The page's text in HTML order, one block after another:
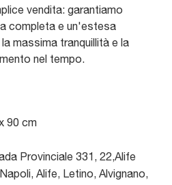
vendita: garantiamo
completa e un'estesa
massima tranquillità e la
nel tempo.
90 cm
Provinciale 331, 22,Alife
Alife, Letino, Alvignano,